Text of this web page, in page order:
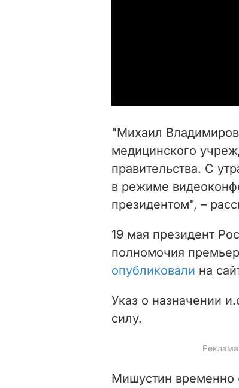
"Михаил
медицинского
правительства. С
в режиме
президентом", –
19 мая президент
полномочия
опубликовали на
Указ о назначении
силу.
Мишустин временно